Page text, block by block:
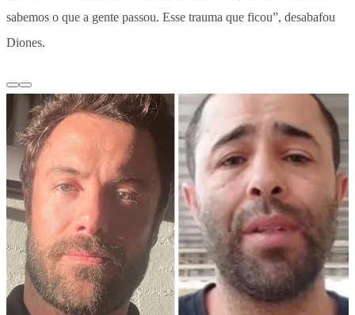
sabemos o que a gente passou. Esse trauma que ficou”, desabafou
Diones.